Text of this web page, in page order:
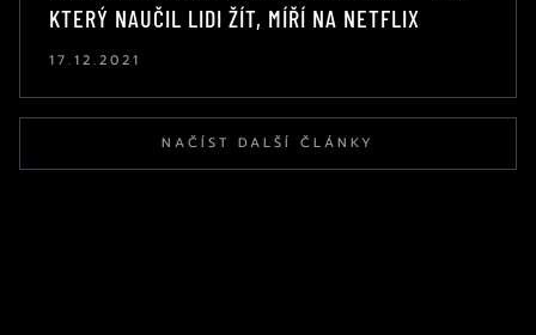
KTERÝ NAUČIL LIDI ŽÍT, MÍŘÍ NA NETFLIX
17.12.2021
NAČÍST DALŠÍ ČLÁNKY